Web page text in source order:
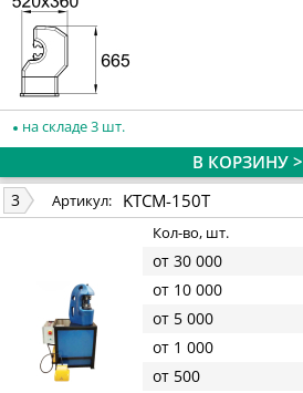
на складе 3 шт.
В КОРЗИНУ >
3 Артикул: KTCM-150T
Кол-во, шт.
от 30 000
от 10 000
от 5 000
от 1 000
от 500